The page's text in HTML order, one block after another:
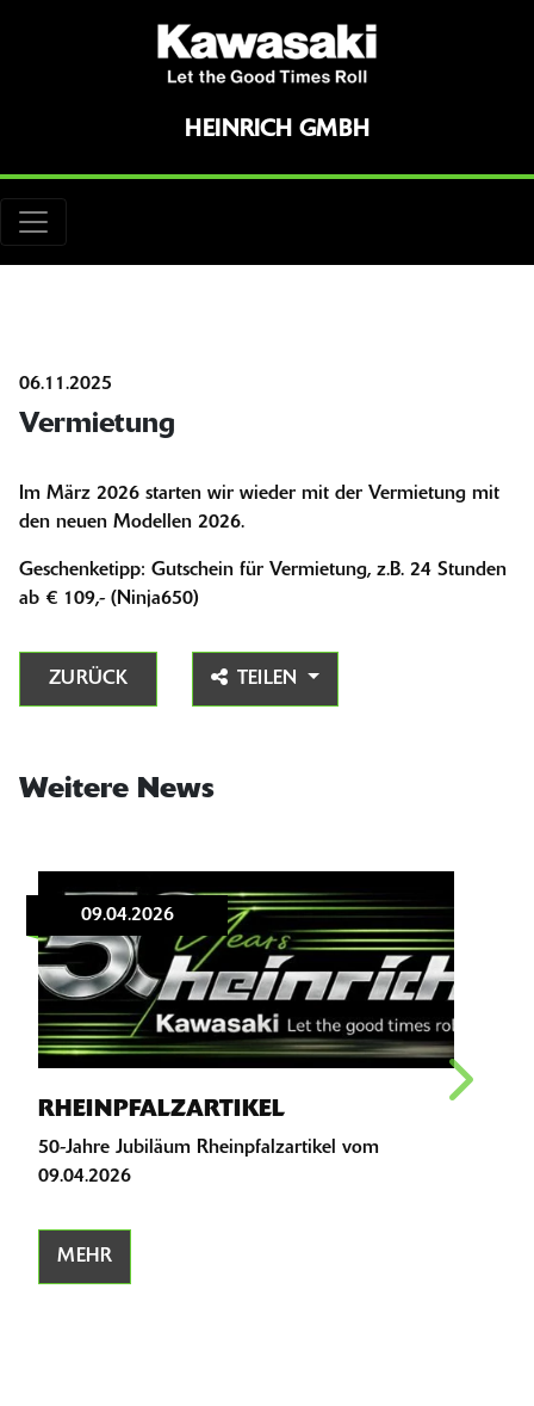
HEINRICH GMBH
06.11.2025
Vermietung
Im März 2026 starten wir wieder mit der Vermietung mit
den neuen Modellen 2026.
Geschenketipp: Gutschein für Vermietung, z.B. 24 Stunden
ab € 109,- (Ninja650)
ZURÜCK TEILEN
Weitere News
09.04.2026
RHEINPFALZARTIKEL
50-Jahre Jubiläum Rheinpfalzartikel vom
09.04.2026
MEHR